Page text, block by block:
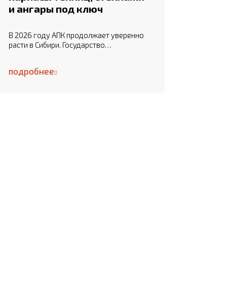
и ангары под ключ
В 2026 году АПК продолжает уверенно
расти в Сибири. Государство…
подробнее